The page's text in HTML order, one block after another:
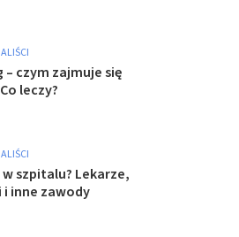
czym zajmuje się
leczy?
szpitalu? Lekarze,
inne zawody